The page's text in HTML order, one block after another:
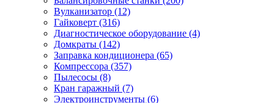
Вулканизатор (12)
Гайковерт (316)
Диагностическое оборудование (4)
Домкраты (142)
Заправка кондиционера (65)
Компрессора (357)
Пылесосы (8)
Кран гаражный (7)
Электроинструменты (6)